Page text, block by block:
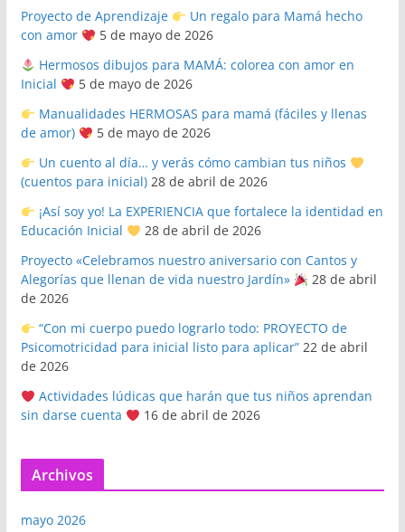
Proyecto de Aprendizaje
Un regalo para Mamá hecho
con amor
5 de mayo de 2026
Hermosos dibujos para MAMÁ: colorea con amor en
Inicial
5 de mayo de 2026
Manualidades HERMOSAS para mamá (fáciles y llenas
de amor)
5 de mayo de 2026
Un cuento al día… y verás cómo cambian tus niños
(cuentos para inicial) 28 de abril de 2026
¡Así soy yo! La EXPERIENCIA que fortalece la identidad en
Educación Inicial
28 de abril de 2026
Proyecto «Celebramos nuestro aniversario con Cantos y
Alegorías que llenan de vida nuestro Jardín»
28 de abril
de 2026
“Con mi cuerpo puedo lograrlo todo: PROYECTO de
Psicomotricidad para inicial listo para aplicar” 22 de abril
de 2026
Actividades lúdicas que harán que tus niños aprendan
sin darse cuenta
16 de abril de 2026
Archivos
mayo 2026